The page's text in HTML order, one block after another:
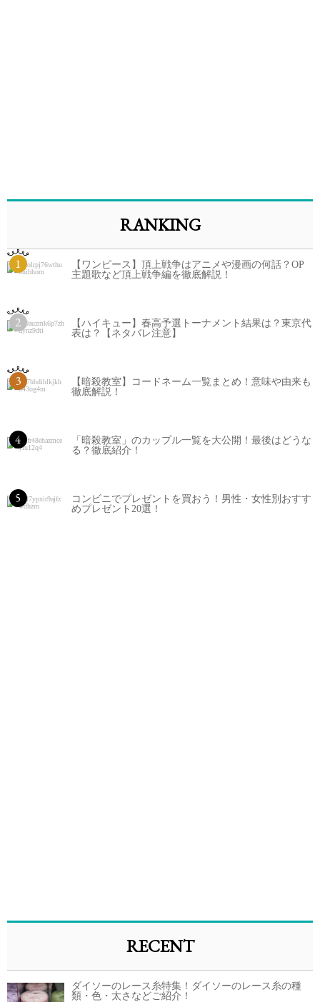
RANKING
1
【ワンピース】頂上戦争はアニメや漫画の何話？OP
主題歌など頂上戦争編を徹底解説！
2
【ハイキュー】春高予選トーナメント結果は？東京代
表は？【ネタバレ注意】
3
【暗殺教室】コードネーム一覧まとめ！意味や由来も
徹底解説！
4
「暗殺教室」のカップル一覧を大公開！最後はどうな
る？徹底紹介！
5
コンビニでプレゼントを買おう！男性・女性別おすす
めプレゼント20選！
RECENT
ダイソーのレース糸特集！ダイソーのレース糸の種
類・色・太さなどご紹介！